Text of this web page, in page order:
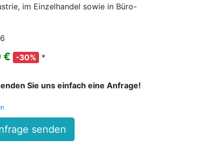
im Einzelhandel sowie in Büro-
€ -30% *
Sie uns einfach eine Anfrage!
senden